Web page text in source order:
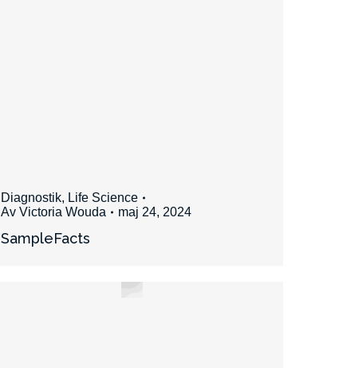
Diagnostik, Life Science
Av Victoria Wouda maj 24, 2024
SampleFacts